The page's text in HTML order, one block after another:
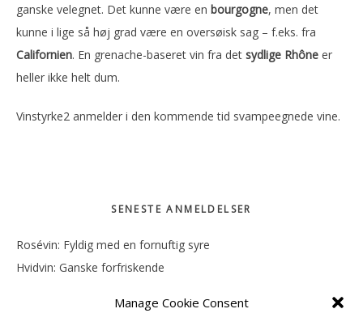
Manage Cookie Consent
ganske velegnet. Det kunne være en bourgogne, men det
kunne i lige så høj grad være en oversøisk sag – f.eks. fra
Californien. En grenache-baseret vin fra det sydlige Rhône er
heller ikke helt dum.
Vinstyrke2 anmelder i den kommende tid svampeegnede vine.
Sidebar
SENESTE ANMELDELSER
Rosévin: Fyldig med en fornuftig syre
Hvidvin: Ganske forfriskende
Hvidvin: Smørfedme og tropisk sødme